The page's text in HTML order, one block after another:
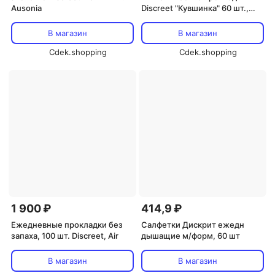
Ausonia
В магазин
Cdek.shopping
Discreet "Кувшинка" 60 шт.,
В магазин
Cdek.shopping
1 900 ₽
Ежедневные прокладки без
запаха, 100 шт. Discreet, Air
В магазин
414,9 ₽
Салфетки Дискрит ежедн
дышащие м/форм, 60 шт
В магазин